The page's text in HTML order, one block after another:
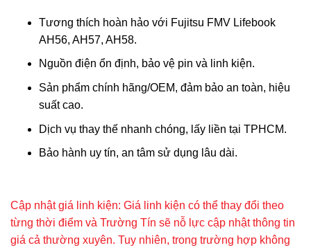
Tương thích hoàn hảo với Fujitsu FMV Lifebook
AH56, AH57, AH58.
Nguồn điện ổn định, bảo vệ pin và linh kiện.
Sản phẩm chính hãng/OEM, đảm bảo an toàn, hiệu
suất cao.
Dịch vụ thay thế nhanh chóng, lấy liền tại TPHCM.
Bảo hành uy tín, an tâm sử dụng lâu dài.
Cập nhật giá linh kiện: Giá linh kiện có thể thay đổi theo
từng thời điểm và Trường Tín sẽ nỗ lực cập nhật thông tin
giá cả thường xuyên. Tuy nhiên, trong trường hợp không